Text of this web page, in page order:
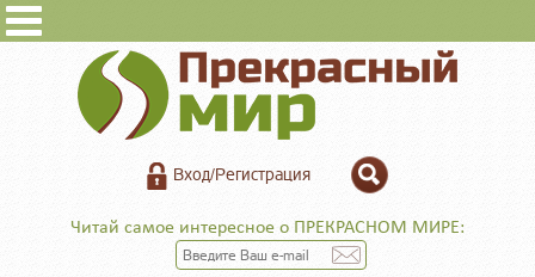
Вход/Регистрация
Читай самое интересное о ПРЕКРАСНОМ МИРЕ: